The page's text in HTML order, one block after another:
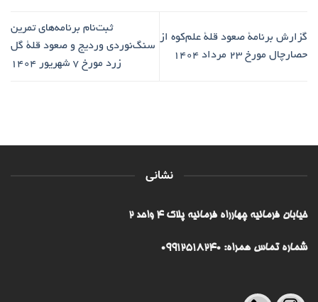
گزارش برنامۀ صعود قلۀ علم‌کوه از
حصارچال مورخ ۲۳ مرداد ۱۴۰۴
ثبت‌نام برنامه‌های تمرین
سنگ‌نوردی وردیج و صعود قلۀ گل
زرد مورخ ۷ شهریور ۱۴۰۴
نشانی
خیابان فرمانیه چهارراه فرمانیه پلاک ۴ واحد ۲
شماره تماس همراه: 09912518240